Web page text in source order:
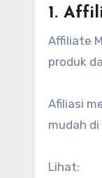
1.
Affiliate
produk
Afiliasi
mudah
Lihat: